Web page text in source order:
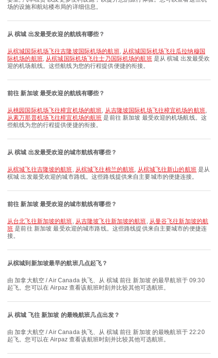
场的设施和航站楼布局的详细信息。
从 槟城 出发最受欢迎的航线有哪些？
从槟城国际机场飞往吉隆坡国际机场的航班, 从槟城国际机场飞往瓜拉纳穆国
际机场的航班, 从槟城国际机场飞往士乃国际机场的航班是从 槟城 出发最受欢
迎的机场航线。这些航线为您的行程提供便捷的衔接。
前往 新加坡 最受欢迎的航线有哪些？
从桃园国际机场飞往樟宜机场的航班, 从吉隆坡国际机场飞往樟宜机场的航班,
从素万那普机场飞往樟宜机场的航班 是前往 新加坡 最受欢迎的机场航线。这
些航线为您的行程提供便捷的衔接。
从 槟城 出发最受欢迎的城市航线有哪些？
从槟城飞往吉隆坡的航班, 从槟城飞往棉兰的航班, 从槟城飞往新山的航班是从
槟城 出发最受欢迎的城市路线。这些路线提供来自主要城市的便捷连接。
前往 新加坡 最受欢迎的城市航线有哪些？
从台北飞往新加坡的航班, 从吉隆坡飞往新加坡的航班, 从曼谷飞往新加坡的航
班 是前往 新加坡 最受欢迎的城市路线。这些路线提供来自主要城市的便捷连
接。
从槟城到新加坡最早的航班几点起飞？
由 加拿大航空 / Air Canada 执飞、从 槟城 前往 新加坡 的最早航班于 09:30
起飞。您可以在 Airpaz 查看该航班时刻并比较其他可选航班。
从 槟城 飞往 新加坡 的最晚航班几点出发？
由 加拿大航空 / Air Canada 执飞、从 槟城 前往 新加坡 的最晚航班于 22:20
起飞。您可以在 Airpaz 查看该航班时刻并比较其他可选航班。